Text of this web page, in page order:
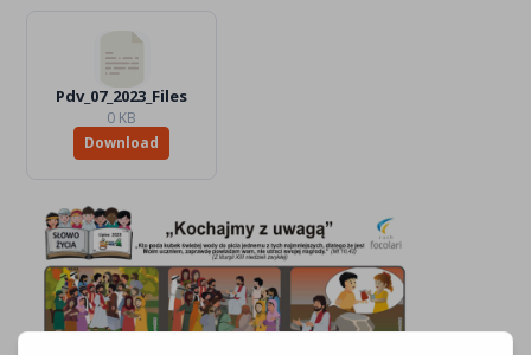
Pdv_07_2023_Files
0 KB
Download